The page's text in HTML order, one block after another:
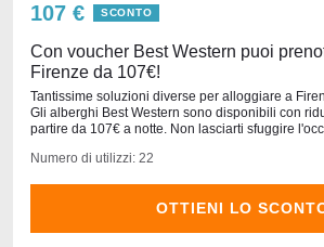
107 € SCONTO
Con voucher Best Western puoi
Firenze da 107€!
Tantissime soluzioni diverse per alloggiare a
Gli alberghi Best Western sono disponibili con
partire da 107€ a notte. Non lasciarti sfuggire
Numero di utilizzi: 22
OTTIENI LO